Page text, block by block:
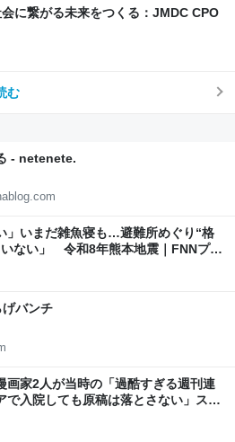
に繋がる未来をつくる：JMDC CPO
む
- netenete.
」いまだ雑魚寝も…避難所めぐり“格
ない」 令和8年熊本地震｜FNNプラ
バンチ
画家2人が当時の「過酷すぎる週刊連
で入院しても原稿は落とさない」スト